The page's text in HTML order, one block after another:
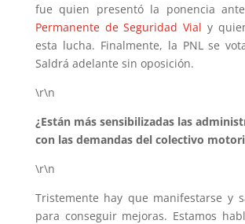
fue quien presentó la ponencia
Permanente de Seguridad Vial y
esta lucha. Finalmente, la PNL se
Saldrá adelante sin oposición.
\r\n
¿Están más sensibilizadas las
con las demandas del colectivo
\r\n
Tristemente hay que manifestarse y
para conseguir mejoras. Estamos